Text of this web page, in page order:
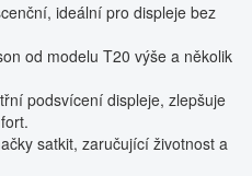
ideální pro displeje bez
od modelu T20 výše a několik
podsvícení displeje, zlepšuje
satkit, zaručující životnost a